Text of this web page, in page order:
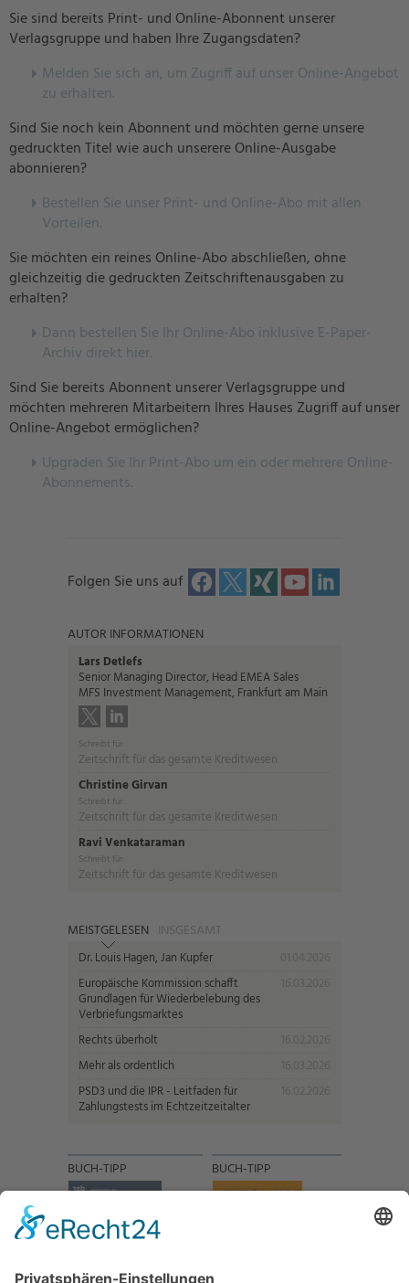
Sie sind bereits Print- und Online-Abonnent unserer
Verlagsgruppe und haben Ihre Zugangsdaten?
Melden Sie sich an, um Zugriff auf unser Online-Angebot
zu erhalten.
Sind Sie noch kein Abonnent und möchten gerne unsere
gedruckten Titel wie auch unserere Online-Ausgabe
abonnieren?
Bestellen Sie unser Print- und Online-Abo mit allen
Vorteilen.
Sie möchten ein reines Online-Abo abschließen, ohne
gleichzeitig die gedruckten Zeitschriftenausgaben zu
erhalten?
Dann bestellen Sie Ihr Online-Abo inklusive E-Paper-
Archiv direkt hier.
Sind Sie bereits Abonnent unserer Verlagsgruppe und
möchten mehreren Mitarbeitern Ihres Hauses Zugriff auf unser
Online-Angebot ermöglichen?
Upgraden Sie Ihr Print-Abo um ein oder mehrere Online-
Abonnements.
Folgen Sie uns auf
AUTOR INFORMATIONEN
Lars Detlefs
Senior Managing Director, Head EMEA Sales
MFS Investment Management, Frankfurt am Main
Schreibt für:
Zeitschrift für das gesamte Kreditwesen
Christine Girvan
Schreibt für:
Zeitschrift für das gesamte Kreditwesen
Ravi Venkataraman
Schreibt für:
Zeitschrift für das gesamte Kreditwesen
MEISTGELESEN INSGESAMT
Dr. Louis Hagen, Jan Kupfer
Europäische Kommission schafft
Grundlagen für Wiederbelebung des
Verbriefungsmarktes
Rechts überholt
Mehr als ordentlich
PSD3 und die IPR - Leitfaden für
Zahlungstests im Echtzeitzeitalter
BUCH-TIPP BUCH-TIPP